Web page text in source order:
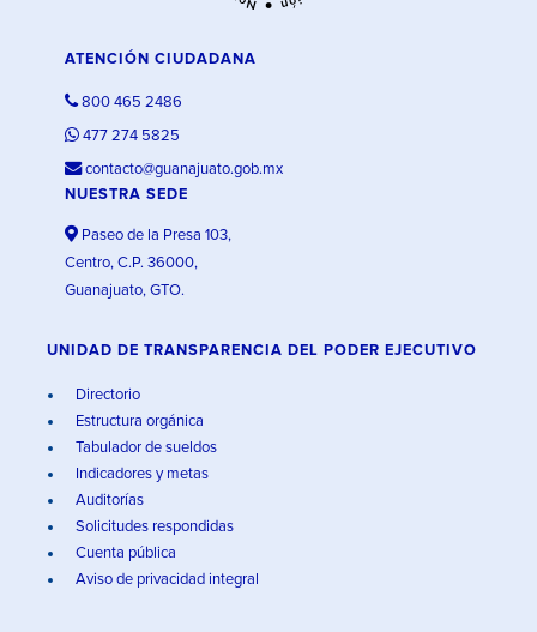
ATENCIÓN CIUDADANA
800 465 2486
477 274 5825
contacto@guanajuato.gob.mx
NUESTRA SEDE
Paseo de la Presa 103,
Centro, C.P. 36000,
Guanajuato, GTO.
UNIDAD DE TRANSPARENCIA DEL PODER EJECUTIVO
Directorio
Estructura orgánica
Tabulador de sueldos
Indicadores y metas
Auditorías
Solicitudes respondidas
Cuenta pública
Aviso de privacidad integral